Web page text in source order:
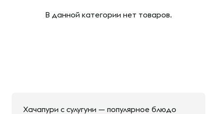
В данной категории нет товаров.
Хачапури с сулугуни — популярное блюдо